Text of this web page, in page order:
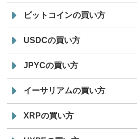
ビットコインの買い方
USDCの買い方
JPYCの買い方
イーサリアムの買い方
XRPの買い方